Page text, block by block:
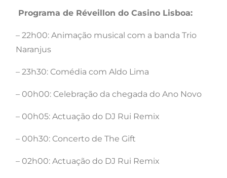
Programa de Réveillon do Casino Lisboa:
– 22h00: Animação musical com a banda Trio
Naranjus
– 23h30: Comédia com Aldo Lima
– 00h00: Celebração da chegada do Ano Novo
– 00h05: Actuação do DJ Rui Remix
– 00h30: Concerto de The Gift
– 02h00: Actuação do DJ Rui Remix